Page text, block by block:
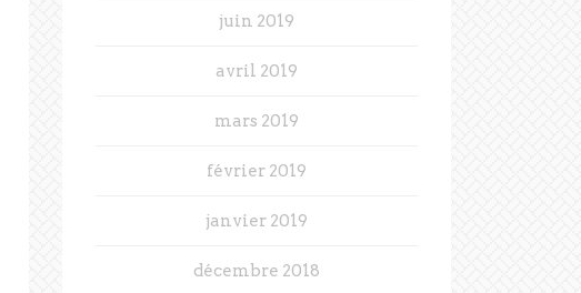
juin 2019
avril 2019
mars 2019
février 2019
janvier 2019
décembre 2018